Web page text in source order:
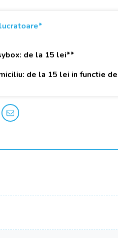
de la 15 lei**
de la 15 lei in functie